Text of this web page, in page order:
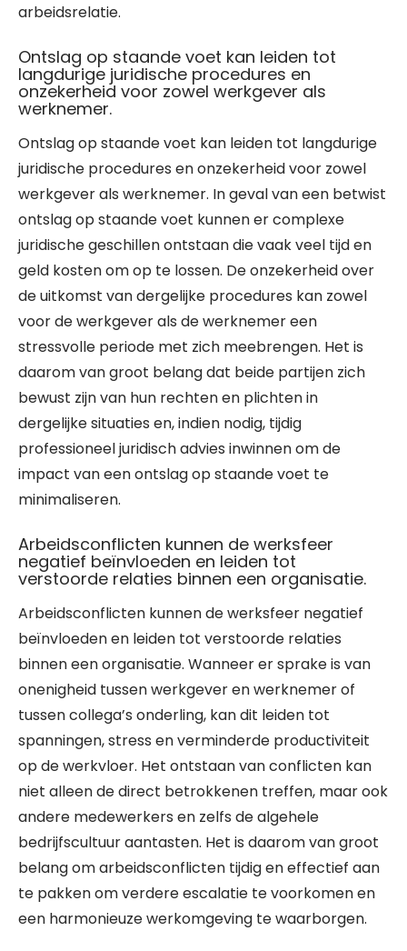
arbeidsrelatie.
Ontslag op staande voet kan leiden tot
langdurige juridische procedures en
onzekerheid voor zowel werkgever als
werknemer.
Ontslag op staande voet kan leiden tot langdurige
juridische procedures en onzekerheid voor zowel
werkgever als werknemer. In geval van een betwist
ontslag op staande voet kunnen er complexe
juridische geschillen ontstaan die vaak veel tijd en
geld kosten om op te lossen. De onzekerheid over
de uitkomst van dergelijke procedures kan zowel
voor de werkgever als de werknemer een
stressvolle periode met zich meebrengen. Het is
daarom van groot belang dat beide partijen zich
bewust zijn van hun rechten en plichten in
dergelijke situaties en, indien nodig, tijdig
professioneel juridisch advies inwinnen om de
impact van een ontslag op staande voet te
minimaliseren.
Arbeidsconflicten kunnen de werksfeer
negatief beïnvloeden en leiden tot
verstoorde relaties binnen een organisatie.
Arbeidsconflicten kunnen de werksfeer negatief
beïnvloeden en leiden tot verstoorde relaties
binnen een organisatie. Wanneer er sprake is van
onenigheid tussen werkgever en werknemer of
tussen collega’s onderling, kan dit leiden tot
spanningen, stress en verminderde productiviteit
op de werkvloer. Het ontstaan van conflicten kan
niet alleen de direct betrokkenen treffen, maar ook
andere medewerkers en zelfs de algehele
bedrijfscultuur aantasten. Het is daarom van groot
belang om arbeidsconflicten tijdig en effectief aan
te pakken om verdere escalatie te voorkomen en
een harmonieuze werkomgeving te waarborgen.